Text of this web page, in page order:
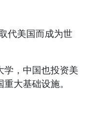
代美国而成为世
学，中国也投资美
大基础设施。